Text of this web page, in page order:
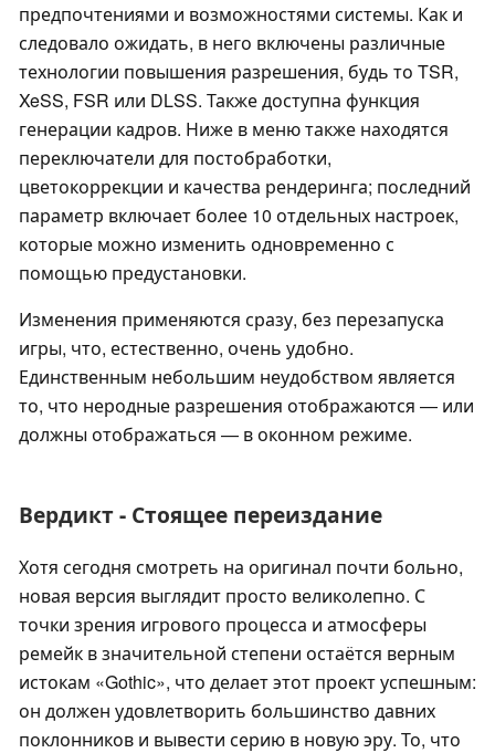
предпочтениями и возможностями системы. Как и
следовало ожидать, в него включены различные
технологии повышения разрешения, будь то TSR,
XeSS, FSR или DLSS. Также доступна функция
генерации кадров. Ниже в меню также находятся
переключатели для постобработки,
цветокоррекции и качества рендеринга; последний
параметр включает более 10 отдельных настроек,
которые можно изменить одновременно с
помощью предустановки.
Изменения применяются сразу, без перезапуска
игры, что, естественно, очень удобно.
Единственным небольшим неудобством является
то, что неродные разрешения отображаются — или
должны отображаться — в оконном режиме.
Вердикт - Стоящее переиздание
Хотя сегодня смотреть на оригинал почти больно,
новая версия выглядит просто великолепно. С
точки зрения игрового процесса и атмосферы
ремейк в значительной степени остаётся верным
истокам «Gothic», что делает этот проект успешным:
он должен удовлетворить большинство давних
поклонников и вывести серию в новую эру. То, что